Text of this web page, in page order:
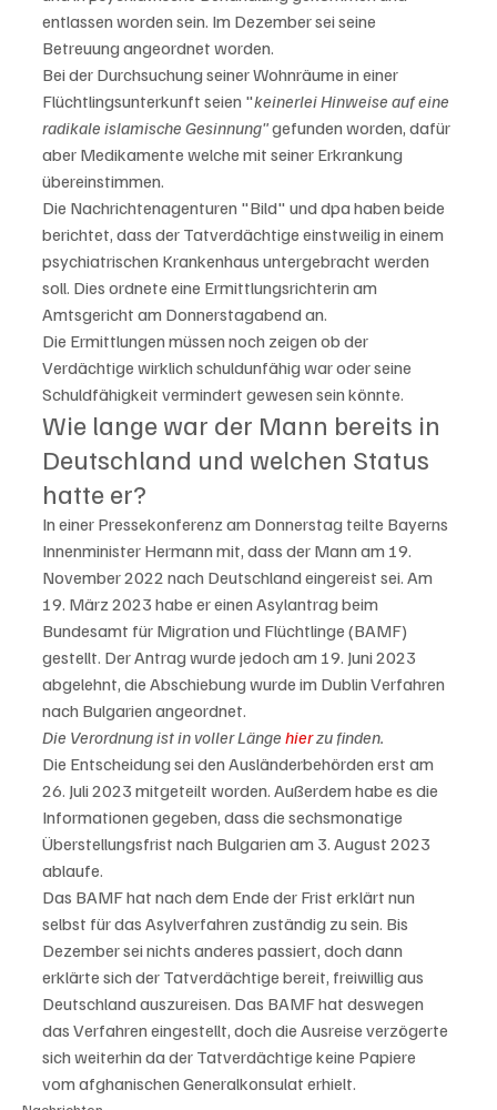
entlassen worden sein. Im Dezember sei seine
Betreuung angeordnet worden.
Bei der Durchsuchung seiner Wohnräume in einer
Flüchtlingsunterkunft seien "keinerlei Hinweise auf eine
radikale islamische Gesinnung" gefunden worden, dafür
aber Medikamente welche mit seiner Erkrankung
übereinstimmen.
Die Nachrichtenagenturen "Bild" und dpa haben beide
berichtet, dass der Tatverdächtige einstweilig in einem
psychiatrischen Krankenhaus untergebracht werden
soll. Dies ordnete eine Ermittlungsrichterin am
Amtsgericht am Donnerstagabend an.
Die Ermittlungen müssen noch zeigen ob der
Verdächtige wirklich schuldunfähig war oder seine
Schuldfähigkeit vermindert gewesen sein könnte.
Wie lange war der Mann bereits in
Deutschland und welchen Status
hatte er?
In einer Pressekonferenz am Donnerstag teilte Bayerns
Innenminister Hermann mit, dass der Mann am 19.
November 2022 nach Deutschland eingereist sei. Am
19. März 2023 habe er einen Asylantrag beim
Bundesamt für Migration und Flüchtlinge (BAMF)
gestellt. Der Antrag wurde jedoch am 19. Juni 2023
abgelehnt, die Abschiebung wurde im Dublin Verfahren
nach Bulgarien angeordnet.
Die Verordnung ist in voller Länge hier zu finden.
Die Entscheidung sei den Ausländerbehörden erst am
26. Juli 2023 mitgeteilt worden. Außerdem habe es die
Informationen gegeben, dass die sechsmonatige
Überstellungsfrist nach Bulgarien am 3. August 2023
ablaufe.
Das BAMF hat nach dem Ende der Frist erklärt nun
selbst für das Asylverfahren zuständig zu sein. Bis
Dezember sei nichts anderes passiert, doch dann
erklärte sich der Tatverdächtige bereit, freiwillig aus
Deutschland auszureisen. Das BAMF hat deswegen
das Verfahren eingestellt, doch die Ausreise verzögerte
sich weiterhin da der Tatverdächtige keine Papiere
vom afghanischen Generalkonsulat erhielt.